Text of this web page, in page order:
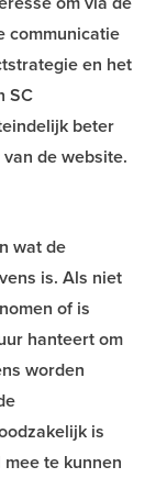
communicatie
en het
SC
beter
de website.
wat de
is. Als niet
of is
hanteert om
worden
is
te kunnen